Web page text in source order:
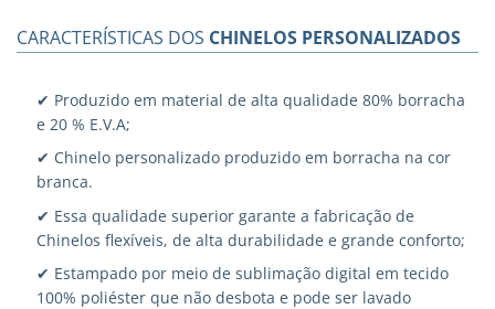
CARACTERÍSTICAS DOS CHINELOS PERSONALIZADOS
✔ Produzido em material de alta qualidade 80% borracha
e 20 % E.V.A;
✔ Chinelo personalizado produzido em borracha na cor
branca.
✔ Essa qualidade superior garante a fabricação de
Chinelos flexíveis, de alta durabilidade e grande conforto;
✔ Estampado por meio de sublimação digital em tecido
100% poliéster que não desbota e pode ser lavado